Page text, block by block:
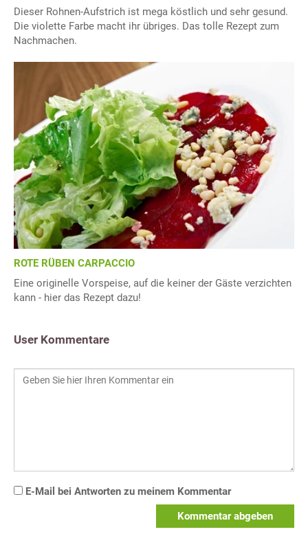
Dieser Rohnen-Aufstrich ist mega köstlich und sehr gesund.
Die violette Farbe macht ihr übriges. Das tolle Rezept zum
Nachmachen.
ROTE RÜBEN CARPACCIO
Eine originelle Vorspeise, auf die keiner der Gäste verzichten
kann - hier das Rezept dazu!
User Kommentare
E-Mail bei Antworten zu meinem Kommentar
Kommentar abgeben